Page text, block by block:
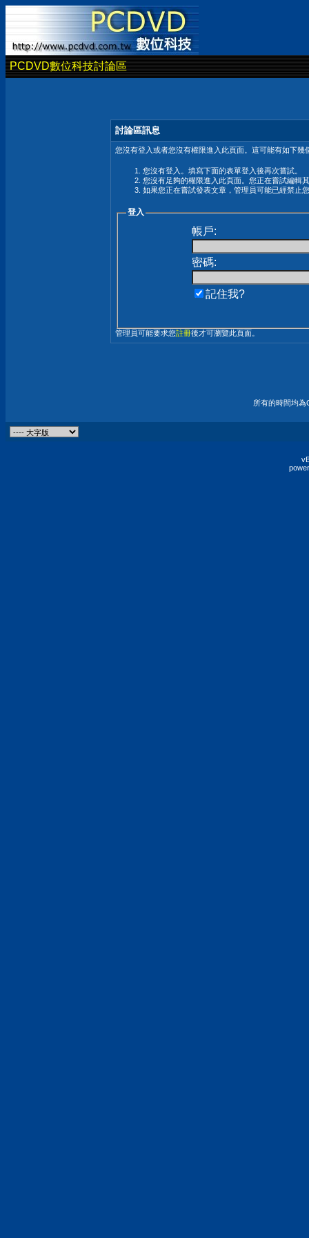
PCDVD數位科技討論區
討論區訊息
您沒有登入或者您沒有權限進入此頁面。這可能有如下幾
您沒有登入。填寫下面的表單登入後再次嘗試。
您沒有足夠的權限進入此頁面。您正在嘗試編輯
如果您正在嘗試發表文章，管理員可能已經禁止
登入
帳戶:
密碼:
記住我?
管理員可能要求您註冊後才可瀏覽此頁面。
所有的時間均為